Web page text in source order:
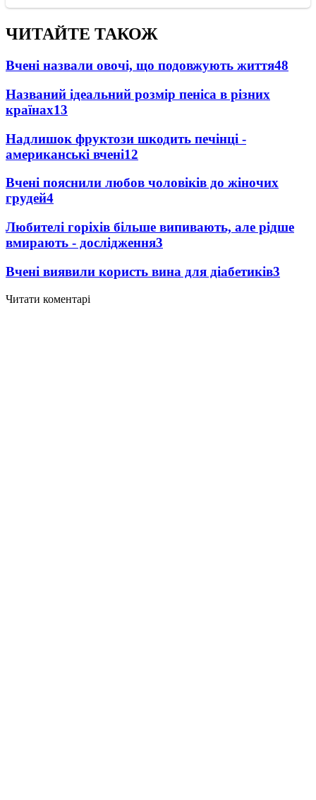
ЧИТАЙТЕ ТАКОЖ
Вчені назвали овочі, що подовжують життя48
Названий ідеальний розмір пеніса в різних
країнах13
Надлишок фруктози шкодить печінці -
американські вчені12
Вчені пояснили любов чоловіків до жіночих
грудей4
Любителі горіхів більше випивають, але рідше
вмирають - дослідження3
Вчені виявили користь вина для діабетиків3
Читати коментарі